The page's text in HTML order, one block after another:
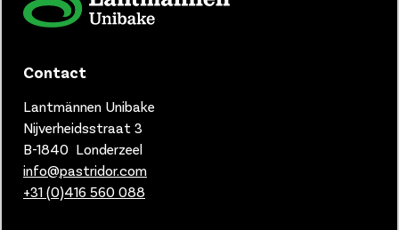
Contact
Lantmännen Unibake
Nijverheidsstraat 3
B-1840 Londerzeel
info@pastridor.com
+31 (0)416 560 088